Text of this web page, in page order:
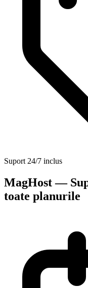
Suport 24/7 inclus
MagHost —
toate planurile